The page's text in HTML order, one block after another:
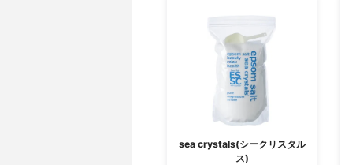
sea crystals(シークリスタル
ス)